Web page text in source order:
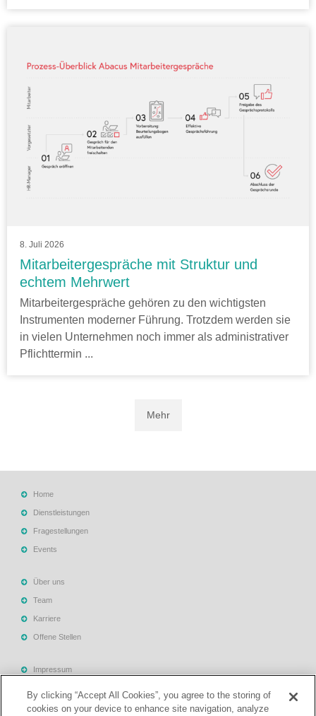
8. Juli 2026
Mitarbeitergespräche mit Struktur und
echtem Mehrwert
Mitarbeitergespräche gehören zu den wichtigsten
Instrumenten moderner Führung. Trotzdem werden sie
in vielen Unternehmen noch immer als administrativer
Pflichttermin ...
Mehr
Home
Dienstleistungen
Fragestellungen
Events
Über uns
Team
Karriere
Offene Stellen
Impressum
Datenschutzerklärung
By clicking “Accept All Cookies”, you agree to the storing of
cookies on your device to enhance site navigation, analyze